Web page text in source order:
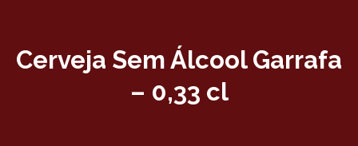
Cerveja Sem Álcool Garrafa
– 0,33 cl